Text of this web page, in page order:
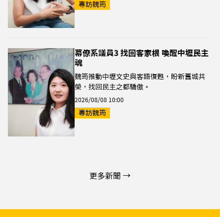
專訪魏筠
幕僚系議員3 找回客家根 喚醒中壢民主
魂
魏筠推動中壢文史與客語復甦，盼新舊城共
榮，找回民主之都驕傲。
2026/08/08 10:00
專訪魏筠
更多新聞 →